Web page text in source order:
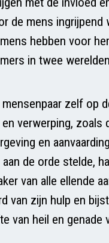
de mens ingrijpend
hebben voor
in twee
zelf op
verwerping, zoals
en
de orde stelde,
van alle ellende
van zijn hulp en
van heil en genade